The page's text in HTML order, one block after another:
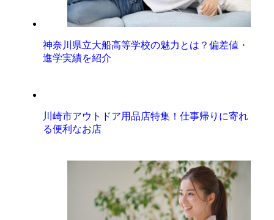
神奈川県立大船高等学校の魅力とは？偏差値・
進学実績を紹介
川崎市アウトドア用品店特集！仕事帰りに寄れ
る便利なお店